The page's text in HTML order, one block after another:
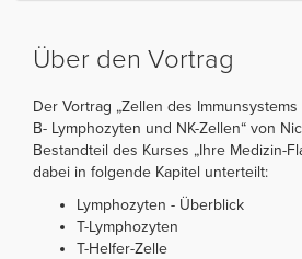
Über den Vortrag
Der Vortrag „Zellen des Immunsystems
B- Lymphozyten und NK-Zellen“ von
Bestandteil des Kurses „Ihre Medizin-
dabei in folgende Kapitel unterteilt:
Lymphozyten - Überblick
T-Lymphozyten
T-Helfer-Zelle